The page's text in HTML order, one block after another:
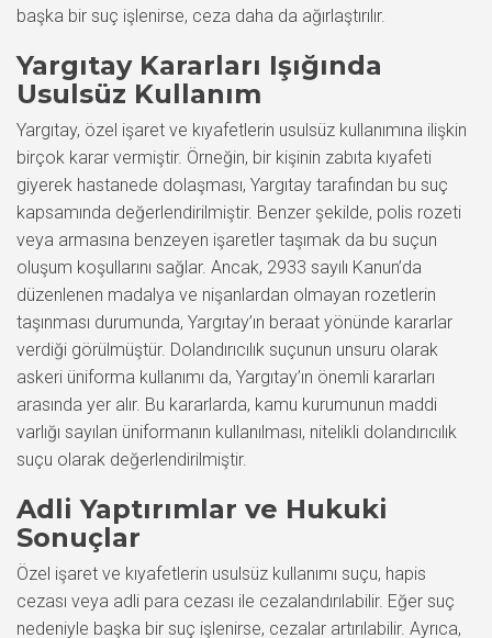
başka bir suç işlenirse, ceza daha da ağırlaştırılır.
Yargıtay Kararları Işığında
Usulsüz Kullanım
Yargıtay, özel işaret ve kıyafetlerin usulsüz kullanımına ilişkin
birçok karar vermiştir. Örneğin, bir kişinin zabıta kıyafeti
giyerek hastanede dolaşması, Yargıtay tarafından bu suç
kapsamında değerlendirilmiştir. Benzer şekilde, polis rozeti
veya armasına benzeyen işaretler taşımak da bu suçun
oluşum koşullarını sağlar. Ancak, 2933 sayılı Kanun’da
düzenlenen madalya ve nişanlardan olmayan rozetlerin
taşınması durumunda, Yargıtay’ın beraat yönünde kararlar
verdiği görülmüştür. Dolandırıcılık suçunun unsuru olarak
askeri üniforma kullanımı da, Yargıtay’ın önemli kararları
arasında yer alır. Bu kararlarda, kamu kurumunun maddi
varlığı sayılan üniformanın kullanılması, nitelikli dolandırıcılık
suçu olarak değerlendirilmiştir.
Adli Yaptırımlar ve Hukuki
Sonuçlar
Özel işaret ve kıyafetlerin usulsüz kullanımı suçu, hapis
cezası veya adli para cezası ile cezalandırılabilir. Eğer suç
nedeniyle başka bir suç işlenirse, cezalar artırılabilir. Ayrıca,